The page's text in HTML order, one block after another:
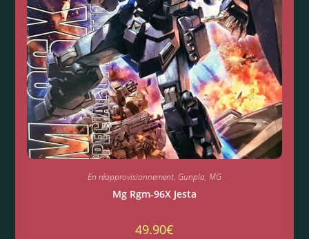
En réapprovisionnement, Gunpla, MG
Mg Rgm-96X Jesta
49.90€